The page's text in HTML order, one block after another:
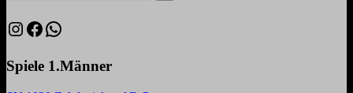
Suchen
Instagram
Facebook
WhatsApp
Spiele 1.Männer